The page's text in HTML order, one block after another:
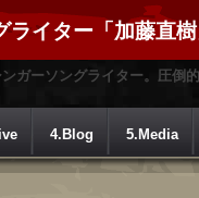
ライター「加藤直
ガーソングライター。圧倒
4.Blog 5.Media